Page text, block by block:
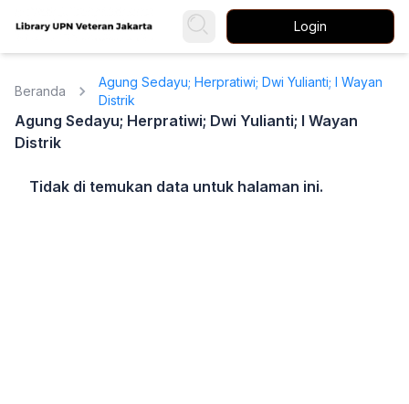
Login
Beranda
Agung Sedayu; Herpratiwi; Dwi Yulianti; I Wayan
Distrik
Agung Sedayu; Herpratiwi; Dwi Yulianti; I Wayan
Distrik
Tidak di temukan data untuk halaman ini.